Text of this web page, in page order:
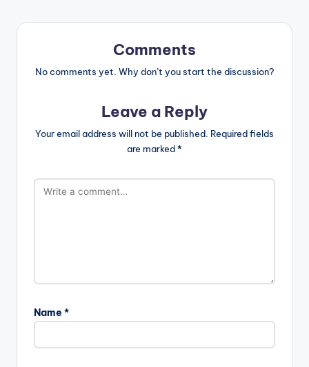
Comments
No comments yet. Why don’t you start the discussion?
Leave a Reply
Your email address will not be published. Required fields
are marked*
Name *